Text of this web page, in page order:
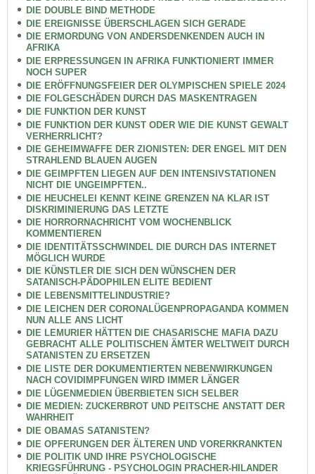
DIE DOUBLE BIND METHODE
DIE EREIGNISSE ÜBERSCHLAGEN SICH GERADE
DIE ERMORDUNG VON ANDERSDENKENDEN AUCH IN
AFRIKA
DIE ERPRESSUNGEN IN AFRIKA FUNKTIONIERT IMMER
NOCH SUPER
DIE ERÖFFNUNGSFEIER DER OLYMPISCHEN SPIELE 2024
DIE FOLGESCHÄDEN DURCH DAS MASKENTRAGEN
DIE FUNKTION DER KUNST
DIE FUNKTION DER KUNST ODER WIE DIE KUNST GEWALT
VERHERRLICHT?
DIE GEHEIMWAFFE DER ZIONISTEN: DER ENGEL MIT DEN
STRAHLEND BLAUEN AUGEN
DIE GEIMPFTEN LIEGEN AUF DEN INTENSIVSTATIONEN
NICHT DIE UNGEIMPFTEN..
DIE HEUCHELEI KENNT KEINE GRENZEN NA KLAR IST
DISKRIMINIERUNG DAS LETZTE
DIE HORRORNACHRICHT VOM WOCHENBLICK
KOMMENTIEREN
DIE IDENTITÄTSSCHWINDEL DIE DURCH DAS INTERNET
MÖGLICH WURDE
DIE KÜNSTLER DIE SICH DEN WÜNSCHEN DER
SATANISCH-PÄDOPHILEN ELITE BEDIENT
DIE LEBENSMITTELINDUSTRIE?
DIE LEICHEN DER CORONALÜGENPROPAGANDA KOMMEN
NUN ALLE ANS LICHT
DIE LEMURIER HÄTTEN DIE CHASARISCHE MAFIA DAZU
GEBRACHT ALLE POLITISCHEN ÄMTER WELTWEIT DURCH
SATANISTEN ZU ERSETZEN
DIE LISTE DER DOKUMENTIERTEN NEBENWIRKUNGEN
NACH COVIDIMPFUNGEN WIRD IMMER LÄNGER
DIE LÜGENMEDIEN ÜBERBIETEN SICH SELBER
DIE MEDIEN: ZUCKERBROT UND PEITSCHE ANSTATT DER
WAHRHEIT
DIE OBAMAS SATANISTEN?
DIE OPFERUNGEN DER ÄLTEREN UND VORERKRANKTEN
DIE POLITIK UND IHRE PSYCHOLOGISCHE
KRIEGSFÜHRUNG - PSYCHOLOGIN PRACHER-HILANDER